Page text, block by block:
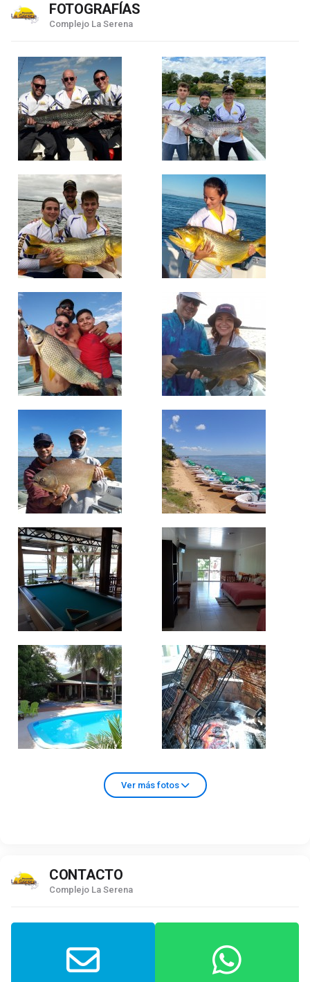
FOTOGRAFÍAS
Complejo La Serena
Ver más fotos
CONTACTO
Complejo La Serena